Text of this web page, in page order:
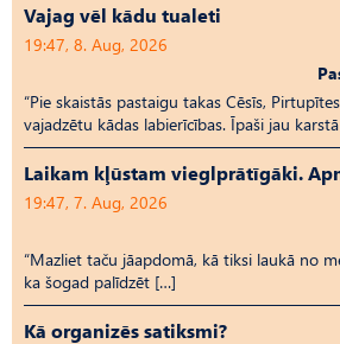
Vajag vēl kādu tualeti
19:47, 8. Aug, 2026
“Pie skaistās pastaigu takas Cēsīs,
vajadzētu kādas labierīcības. Īpaši jau
Laikam kļūstam vieglprātīgāki.
19:47, 7. Aug, 2026
“Mazliet taču jāapdomā, kā tiksi laukā no
ka šogad palīdzēt […]
Kā organizēs satiksmi?